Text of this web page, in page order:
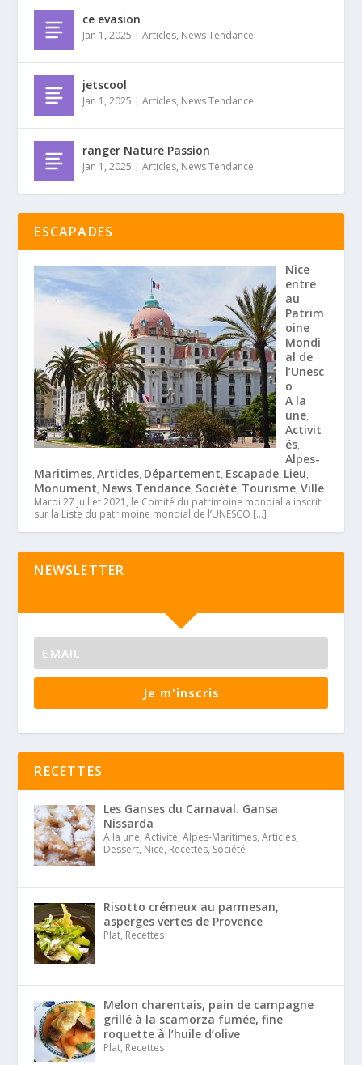
ce evasion
Jan 1, 2025 |Articles, News Tendance
jetscool
Jan 1, 2025 |Articles, News Tendance
ranger Nature Passion
Jan 1, 2025 |Articles, News Tendance
ESCAPADES
Nice
entre
au
Patrim
oine
Mondi
al de
l’Unesc
o
A la
une,
Activit
és,
Alpes-
Maritimes,Articles, Département, Escapade, Lieu,
Monument, News Tendance, Société, Tourisme,Ville
Mardi 27 juillet 2021, le Comité du patrimoine mondial a inscrit
sur la Liste du patrimoine mondial de l’UNESCO […]
NEWSLETTER
Je m'inscris
RECETTES
Les Ganses du Carnaval. Gansa
Nissarda
A la une, Activité, Alpes-Maritimes, Articles,
Dessert, Nice, Recettes, Société
Risotto crémeux au parmesan,
asperges vertes de Provence
Plat, Recettes
Melon charentais, pain de campagne
grillé à la scamorza fumée, fine
roquette à l’huile d’olive
Plat, Recettes